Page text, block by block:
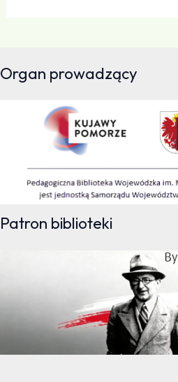
Organ prowadzący
Patron biblioteki